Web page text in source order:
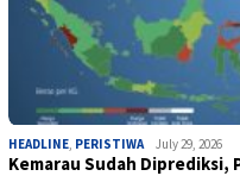
HEADLINE PERISTIWA July 29, 2026
Kemarau Sudah